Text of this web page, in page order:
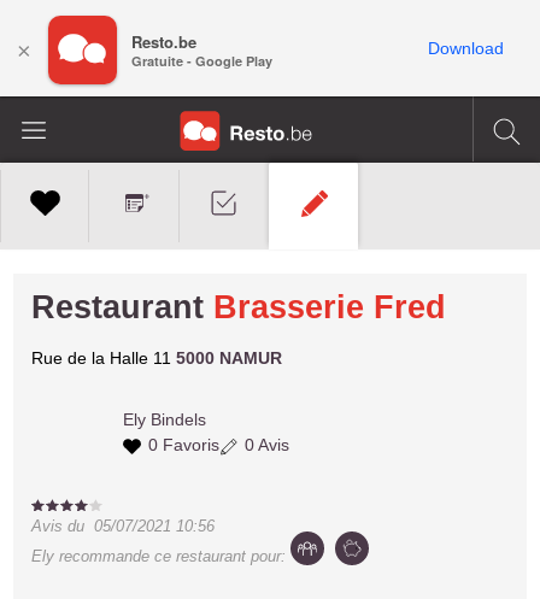
Restaurant Brasserie Fred
Rue de la Halle 115000 NAMUR
Ely Bindels
0 Favoris
0 Avis
Avis du05/07/2021 10:56
Ely recommande ce restaurant pour:
× Resto.be
Gratuite - Google Play
Download